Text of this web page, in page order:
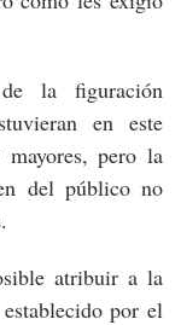
la figuración
en este
pero la
del público no
atribuir a la
por el